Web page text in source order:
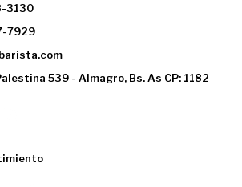
3130
7929
539 - Almagro, Bs. As CP: 1182